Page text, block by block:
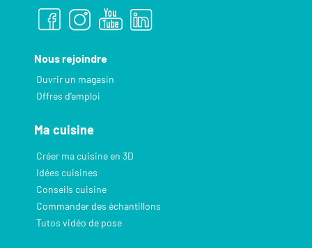
Nous rejoindre
Ouvrir un magasin
Offres d’emploi
Ma cuisine
Créer ma cuisine en 3D
Idées cuisines
Conseils cuisine
Commander des échantillons
Tutos vidéo de pose